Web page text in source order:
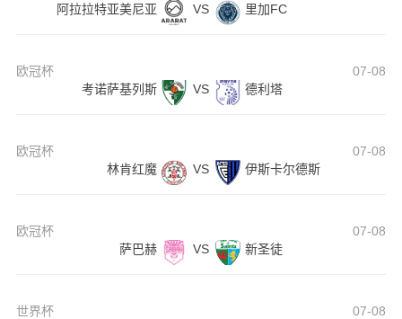
阿拉拉特亚美尼亚
VS 里加FC
欧冠杯
07-08
考诺萨基列斯
VS 德利塔
欧冠杯
07-08
林肯红魔
VS 伊斯卡尔德斯
欧冠杯
07-08
萨巴赫
VS 新圣徒
世界杯
07-08